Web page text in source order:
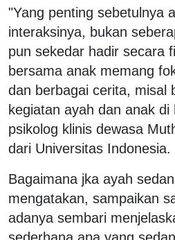
"Yang penting sebetulnya
interaksinya, bukan
pun sekedar hadir secara
bersama anak memang
dan berbagai cerita, misal
kegiatan ayah dan anak
psikolog klinis dewasa
dari Universitas Indonesia.
Bagaimana jka ayah
mengatakan, sampaikan
adanya sembari